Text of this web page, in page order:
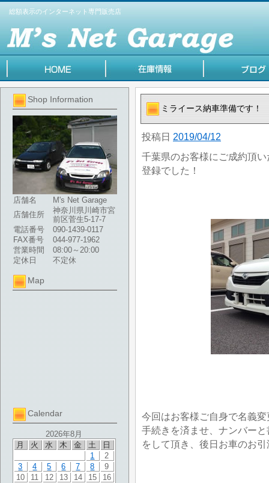
総額表示のインターネット専門販売店
Shop Information
店舗名
M's Net Garage
店舗住所
神奈川県川崎市宮
前区菅生5-17-7
電話番号
090-1439-0117
FAX番号
044-977-1962
営業時間
08:00～20:00
定休日
不定休
Map
Calendar
2026年8月
月
火 水 木 金 土 日
1
2
3
4 5 6 7 8
9
10
11 12 13 14 15
16
ミライース納車準備です！
投稿日 2019/04/12
千葉県のお客様にご成約頂
登録でした！
今回はお客様ご自身で名義
手続きを済ませ、ナンバー
をして頂き、後日お車のお